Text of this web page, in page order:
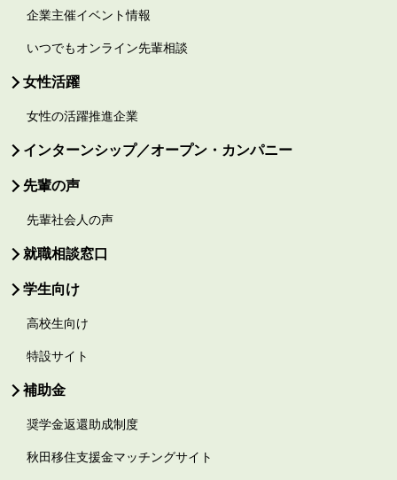
企業主催イベント情報
いつでもオンライン先輩相談
女性活躍
女性の活躍推進企業
インターンシップ／オープン・カンパニー
先輩の声
先輩社会人の声
就職相談窓口
学生向け
高校生向け
特設サイト
補助金
奨学金返還助成制度
秋田移住支援金マッチングサイト